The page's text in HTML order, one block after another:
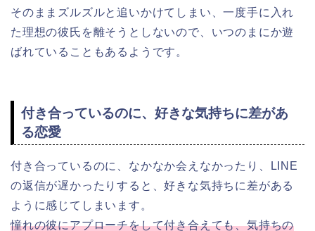
そのままズルズルと追いかけてしまい、一度手に入れ
た理想の彼氏を離そうとしないので、いつのまにか遊
ばれていることもあるようです。
付き合っているのに、好きな気持ちに差があ
る恋愛
付き合っているのに、なかなか会えなかったり、LINE
の返信が遅かったりすると、好きな気持ちに差がある
ように感じてしまいます。
憧れの彼にアプローチをして付き合えても、気持ちの